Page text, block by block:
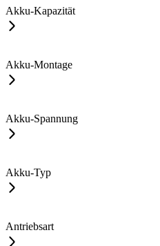
Akku-Kapazität
Akku-Montage
Akku-Spannung
Akku-Typ
Antriebsart